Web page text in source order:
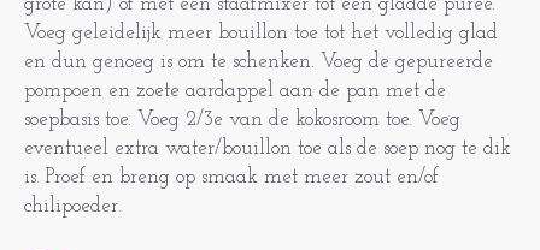
grote kan) of met een staafmixer tot een gladde puree.
Voeg geleidelijk meer bouillon toe tot het volledig glad
en dun genoeg is om te schenken. Voeg de gepureerde
pompoen en zoete aardappel aan de pan met de
soepbasis toe. Voeg 2/3e van de kokosroom toe. Voeg
eventueel extra water/bouillon toe als de soep nog te dik
is. Proef en breng op smaak met meer zout en/of
chilipoeder.